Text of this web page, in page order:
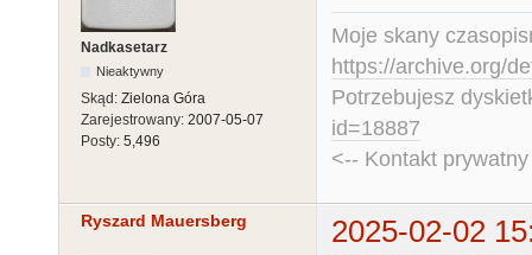
Nadkasetarz
Nieaktywny
Skąd: Zielona Góra
Zarejestrowany: 2007-05-07
Posty: 5,496
Moje skany
https://archive.org/
Potrzebujesz
id=18887
<-- Kontakt
Ryszard Mauersberg 2025-02-02